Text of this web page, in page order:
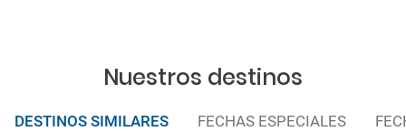
Nuestros destinos
DESTINOS SIMILARES FECHAS ESPECIALES